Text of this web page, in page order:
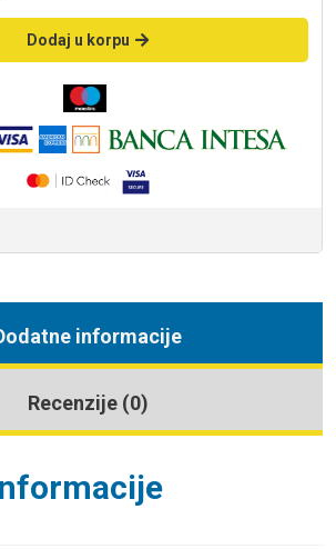
Dodaj u korpu
informacije
Recenzije (0)